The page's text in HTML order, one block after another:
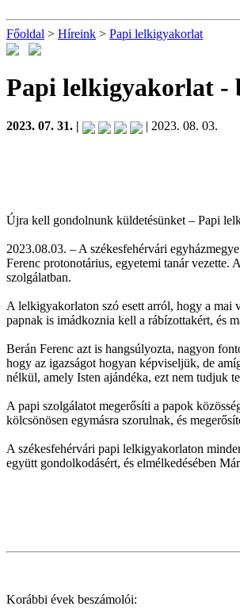
Főoldal > Híreink > Papi lelkigyakorlat
Papi lelkigyakorlat -
2023. 07. 31. | | 2023. 08. 03.
Újra kell gondolnunk küldetésünket – Papi
2023.08.03. – A székesfehérvári
Ferenc protonotárius, egyetemi tanár vezette.
szolgálatban.
A lelkigyakorlaton szó esett arról, hogy a mai
papnak is imádkoznia kell a rábízottakért, és
Berán Ferenc azt is hangsúlyozta, nagyon
hogy az igazságot hogyan képviseljük, de
nélkül, amely Isten ajándéka, ezt nem tudjuk
A papi szolgálatot megerősíti a papok
kölcsönösen egymásra szorulnak, és
A székesfehérvári papi lelkigyakorlaton
együtt gondolkodásért, és elmélkedésében
Korábbi évek beszámolói: